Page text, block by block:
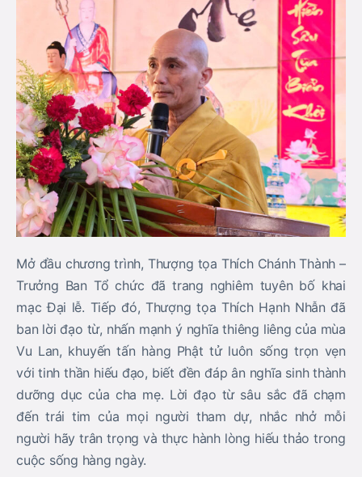
Mở đầu chương trình, Thượng tọa Thích Chánh Thành –
Trưởng Ban Tổ chức đã trang nghiêm tuyên bố khai
mạc Đại lễ. Tiếp đó, Thượng tọa Thích Hạnh Nhẫn đã
ban lời đạo từ, nhấn mạnh ý nghĩa thiêng liêng của mùa
Vu Lan, khuyến tấn hàng Phật tử luôn sống trọn vẹn
với tinh thần hiếu đạo, biết đền đáp ân nghĩa sinh thành
dưỡng dục của cha mẹ. Lời đạo từ sâu sắc đã chạm
đến trái tim của mọi người tham dự, nhắc nhở mỗi
người hãy trân trọng và thực hành lòng hiếu thảo trong
cuộc sống hàng ngày.